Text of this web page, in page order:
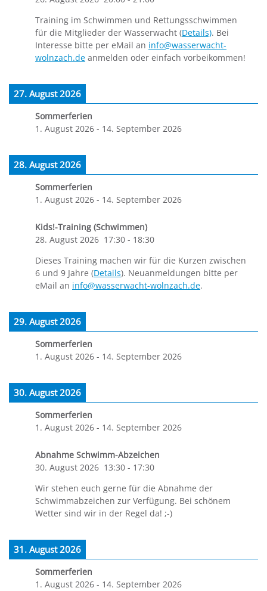
Training im Schwimmen und Rettungsschwimmen
für die Mitglieder der Wasserwacht (Details). Bei
Interesse bitte per eMail an info@wasserwacht-
wolnzach.de anmelden oder einfach vorbeikommen!
27. August 2026
Sommerferien
1. August 2026 - 14. September 2026
28. August 2026
Sommerferien
1. August 2026 - 14. September 2026
Kids!-Training (Schwimmen)
28. August 2026 17:30 - 18:30
Dieses Training machen wir für die Kurzen zwischen
6 und 9 Jahre (Details). Neuanmeldungen bitte per
eMail an info@wasserwacht-wolnzach.de.
29. August 2026
Sommerferien
1. August 2026 - 14. September 2026
30. August 2026
Sommerferien
1. August 2026 - 14. September 2026
Abnahme Schwimm-Abzeichen
30. August 2026 13:30 - 17:30
Wir stehen euch gerne für die Abnahme der
Schwimmabzeichen zur Verfügung. Bei schönem
Wetter sind wir in der Regel da! ;-)
31. August 2026
Sommerferien
1. August 2026 - 14. September 2026